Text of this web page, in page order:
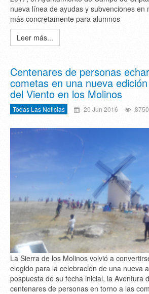
nueva línea de ayudas y subvenciones en
más concretamente para alumnos
Leer más...
Centenares de personas
cometas en una nueva
del Viento en los Molinos
Todas Las Noticias 20 Jun 2016 8750
La Sierra de los Molinos volvió a
elegido para la celebración de una nueva
pospuesta de su fecha inicial, la Aventura
centenares de personas en torno a las